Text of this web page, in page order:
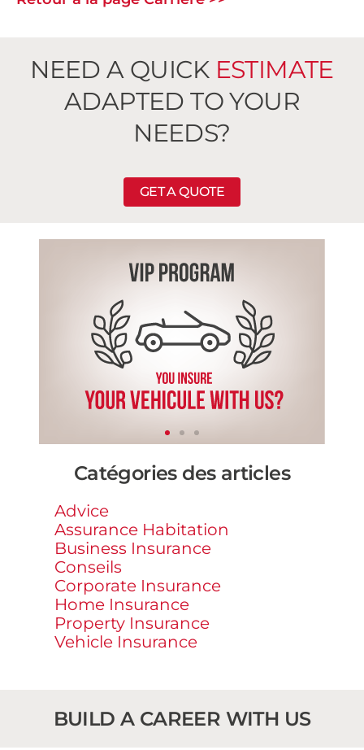
NEED A QUICK ESTIMATE
ADAPTED TO YOUR
NEEDS?
GET A QUOTE
Catégories des articles
Advice
Assurance Habitation
Business Insurance
Conseils
Corporate Insurance
Home Insurance
Property Insurance
Vehicle Insurance
BUILD A CAREER WITH US